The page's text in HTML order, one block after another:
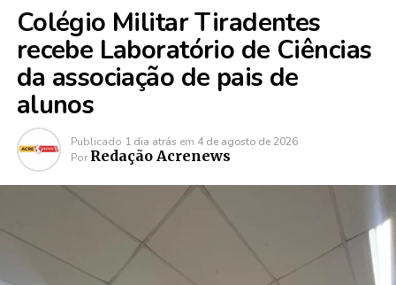
Colégio Militar Tiradentes
recebe Laboratório de Ciências
da associação de pais de
alunos
Publicado 1 dia atrás em 4 de agosto de 2026
Por Redação Acrenews